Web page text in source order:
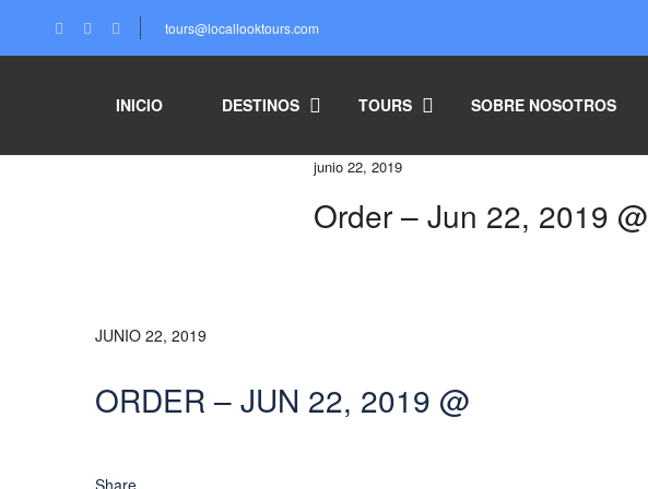
tours@locallooktours.com
INICIO DESTINOS TOURS SOBRE NOSOTROS
junio 22, 2019
Order – Jun 22, 2019 @
JUNIO 22, 2019
ORDER – JUN 22, 2019 @
Share